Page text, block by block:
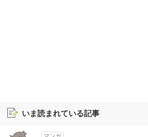
いま読まれている記事